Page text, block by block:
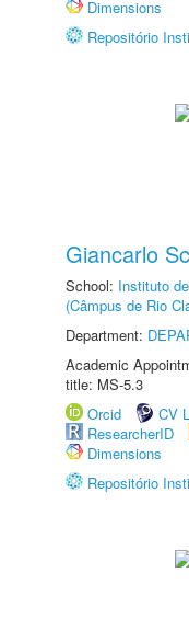
Dimensions
Repositório
Giancarlo
School: Instituto
(Câmpus de Rio
Department:
Academic
title: MS-5.3
Orcid
CV
ResearcherID
Dimensions
Repositório